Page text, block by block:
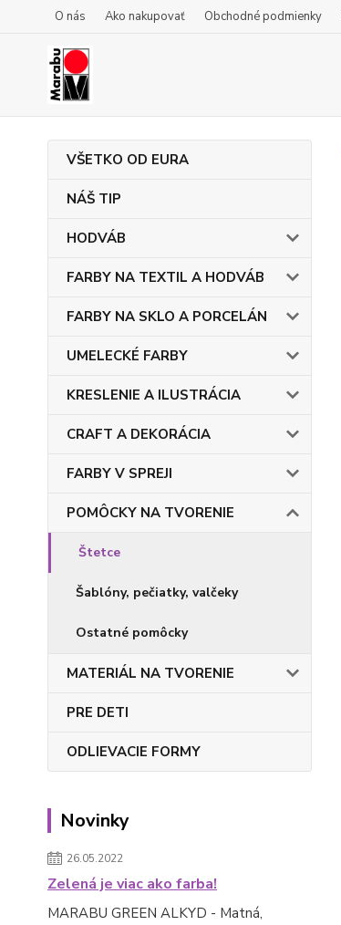
O nás Ako nakupovať Obchodné podmienky
VŠETKO OD EURA
NÁŠ TIP
HODVÁB
FARBY NA TEXTIL A HODVÁB
FARBY NA SKLO A PORCELÁN
UMELECKÉ FARBY
KRESLENIE A ILUSTRÁCIA
CRAFT A DEKORÁCIA
FARBY V SPREJI
POMÔCKY NA TVORENIE
Štetce
Šablóny, pečiatky, valčeky
Ostatné pomôcky
MATERIÁL NA TVORENIE
PRE DETI
ODLIEVACIE FORMY
Novinky
26.05.2022
Zelená je viac ako farba!
MARABU GREEN ALKYD - Matná,